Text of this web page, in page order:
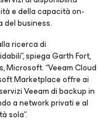
e della capacità on-
del business.
ricerca di
spiega Garth Fort,
Microsoft. “Veeam Cloud
Marketplace offre ai
Veeam di backup in
a network privati e al
sola”.